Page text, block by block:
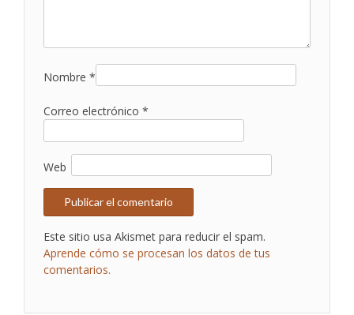
Nombre *
Correo electrónico *
Web
Este sitio usa Akismet para reducir el spam.
Aprende cómo se procesan los datos de tus
comentarios.